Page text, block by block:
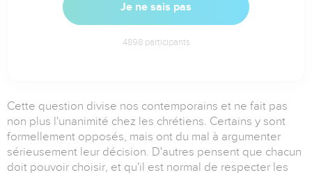
Je ne sais pas
4898participants
Cette question divise nos contemporains et ne fait pas
non plus l'unanimité chez les chrétiens. Certains y sont
formellement opposés, mais ont du mal à argumenter
sérieusement leur décision. D'autres pensent que chacun
doit pouvoir choisir, et qu'il est normal de respecter les